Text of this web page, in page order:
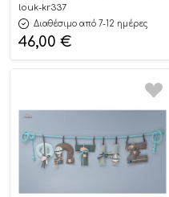
Loukia
louk-kr337
Διαθέσιμο από 7-12 ημέρες
46,00 €